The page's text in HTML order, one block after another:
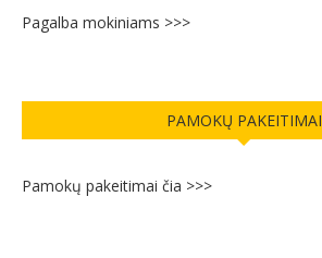
Pagalba mokiniams >>>
PAMOKŲ PAKEITIMAI
Pamokų pakeitimai čia >>>